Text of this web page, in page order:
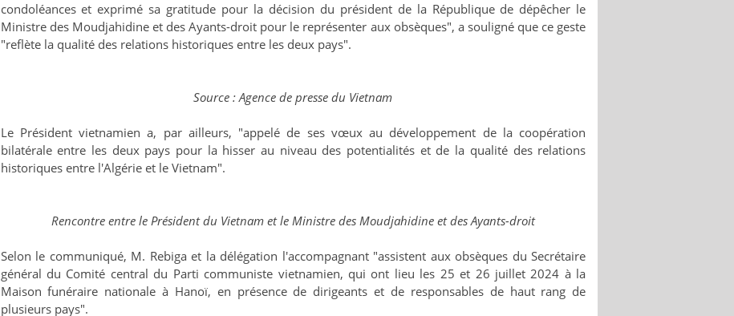
condoléances et exprimé sa gratitude pour la décision du président de la République de dépêcher le
Ministre des Moudjahidine et des Ayants-droit pour le représenter aux obsèques", a souligné que ce geste
"reflète la qualité des relations historiques entre les deux pays".
Source : Agence de presse du Vietnam
Le Président vietnamien a, par ailleurs, "appelé de ses vœux au développement de la coopération
bilatérale entre les deux pays pour la hisser au niveau des potentialités et de la qualité des relations
historiques entre l'Algérie et le Vietnam".
Rencontre entre le Président du Vietnam et le Ministre des Moudjahidine et des Ayants-droit
Selon le communiqué, M. Rebiga et la délégation l'accompagnant "assistent aux obsèques du Secrétaire
général du Comité central du Parti communiste vietnamien, qui ont lieu les 25 et 26 juillet 2024 à la
Maison funéraire nationale à Hanoï, en présence de dirigeants et de responsables de haut rang de
plusieurs pays".